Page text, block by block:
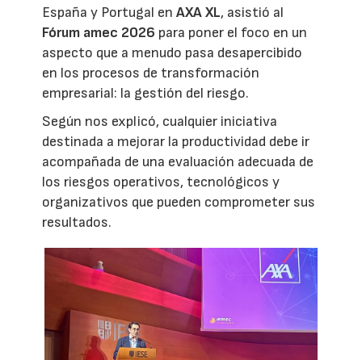
España y Portugal enAXA XL, asistió al
Fórum amec 2026 para poner el foco en un
aspecto que a menudo pasa desapercibido
en los procesos de transformación
empresarial: la gestión del riesgo.
Según nos explicó, cualquier iniciativa
destinada a mejorar la productividad debe ir
acompañada de una evaluación adecuada de
los riesgos operativos, tecnológicos y
organizativos que pueden comprometer sus
resultados.